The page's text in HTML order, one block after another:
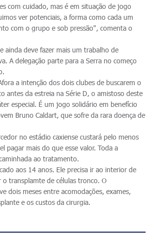
com cuidado, mas é em situação de jogo
ver potenciais, a forma como cada um
com o grupo e sob pressão", comenta o
ainda deve fazer mais um trabalho de
A delegação parte para a Serra no começo
a intenção dos dois clubes de buscarem o
antes da estreia na Série D, o amistoso deste
especial. É um jogo solidário em benefício
Bruno Caldart, que sofre da rara doença de
no estádio caxiense custará pelo menos
pagar mais do que esse valor. Toda a
ao tratamento.
aos 14 anos. Ele precisa ir ao interior de
o transplamte de células tronco. O
dois meses entre acomodações, exames,
e os custos da cirurgia.